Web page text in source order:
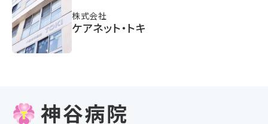
株式会社
ケアネット・トキ